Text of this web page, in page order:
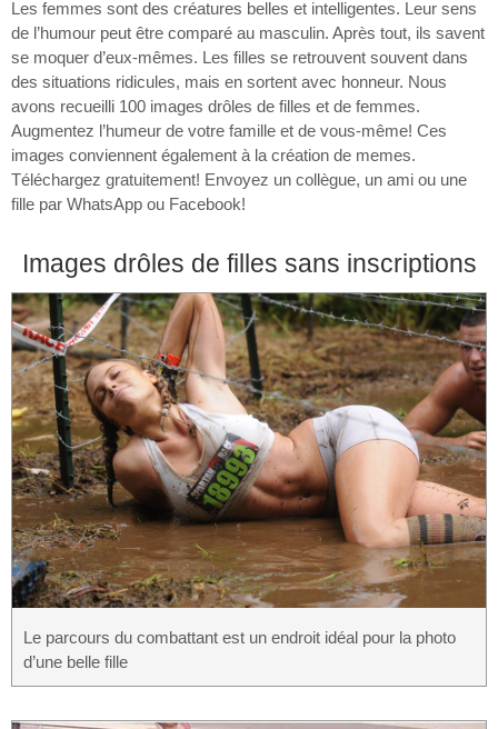
Les femmes sont des créatures belles et intelligentes. Leur sens
de l’humour peut être comparé au masculin. Après tout, ils savent
se moquer d’eux-mêmes. Les filles se retrouvent souvent dans
des situations ridicules, mais en sortent avec honneur. Nous
avons recueilli 100 images drôles de filles et de femmes.
Augmentez l’humeur de votre famille et de vous-même! Ces
images conviennent également à la création de memes.
Téléchargez gratuitement! Envoyez un collègue, un ami ou une
fille par WhatsApp ou Facebook!
Images drôles de filles sans inscriptions
Le parcours du combattant est un endroit idéal pour la photo
d’une belle fille